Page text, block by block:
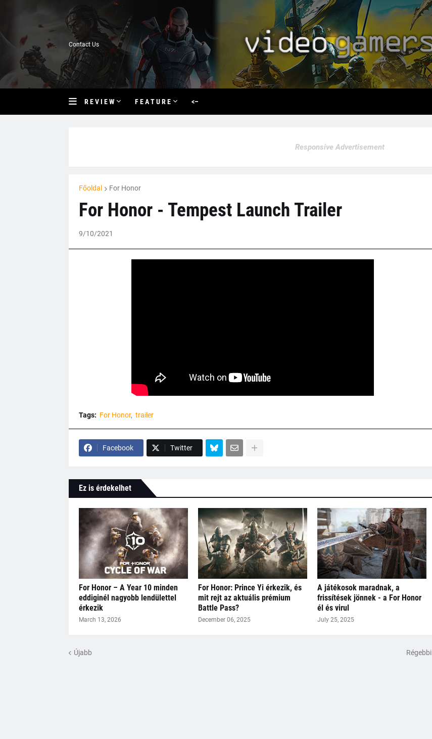
Contact Us
R E V I E W F E A T U R E <–
Responsive Advertisement
Főoldal For Honor
For Honor - Tempest Launch Trailer
9/10/2021
Tags: For Honor trailer
Facebook Twitter
Ez is érdekelhet
For Honor – A Year 10 minden
eddiginél nagyobb lendülettel
érkezik
March 13, 2026
For Honor: Prince Yi érkezik, és
mit rejt az aktuális prémium
Battle Pass?
December 06, 2025
A játékosok maradnak, a
frissítések jönnek - a For Honor
él és virul
July 25, 2025
Újabb Régebbi